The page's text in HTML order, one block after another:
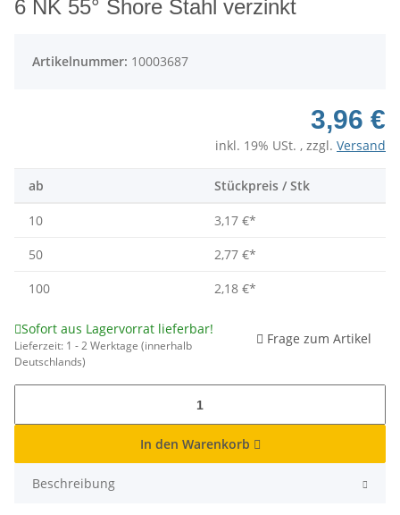
6 NK 55° Shore Stahl verzinkt
Artikelnummer: 10003687
3,96 €
inkl. 19% USt. , zzgl. Versand
ab Stückpreis / Stk
10 3,17 €*
50
2,77 €*
100
2,18 €*
Sofort aus Lagervorrat lieferbar!
Lieferzeit: 1 - 2 Werktage (innerhalb
Deutschlands)
Frage zum Artikel
In den Warenkorb
Beschreibung